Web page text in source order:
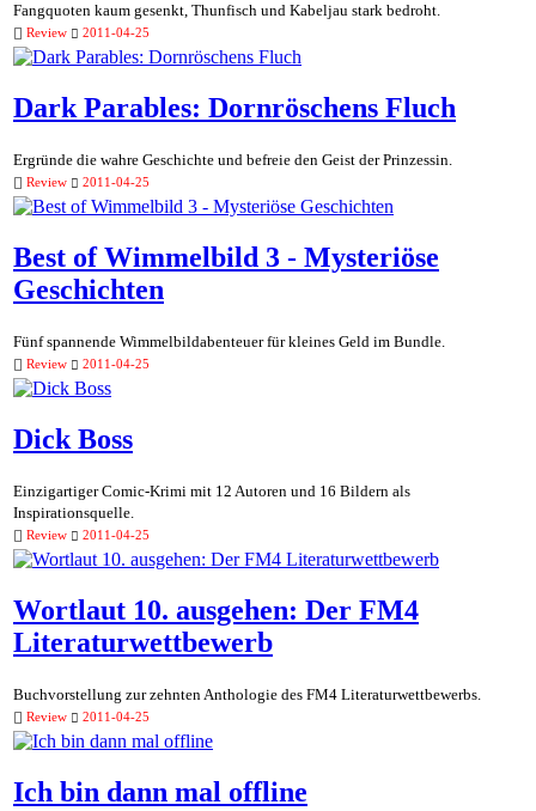
Fangquoten kaum gesenkt, Thunfisch und Kabeljau stark bedroht.
Review 2011-04-25
Dark Parables: Dornröschens Fluch
Ergründe die wahre Geschichte und befreie den Geist der Prinzessin.
Review 2011-04-25
Best of Wimmelbild 3 - Mysteriöse
Geschichten
Fünf spannende Wimmelbildabenteuer für kleines Geld im Bundle.
Review 2011-04-25
Dick Boss
Einzigartiger Comic-Krimi mit 12 Autoren und 16 Bildern als
Inspirationsquelle.
Review 2011-04-25
Wortlaut 10. ausgehen: Der FM4
Literaturwettbewerb
Buchvorstellung zur zehnten Anthologie des FM4 Literaturwettbewerbs.
Review 2011-04-25
Ich bin dann mal offline